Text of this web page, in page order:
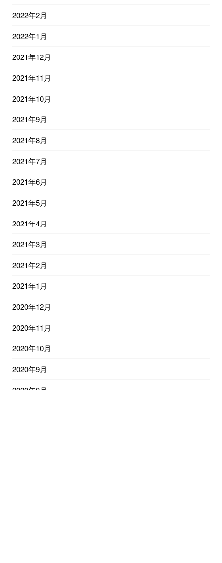
2022年2月
2022年1月
2021年12月
2021年11月
2021年10月
2021年9月
2021年8月
2021年7月
2021年6月
2021年5月
2021年4月
2021年3月
2021年2月
2021年1月
2020年12月
2020年11月
2020年10月
2020年9月
2020年8月